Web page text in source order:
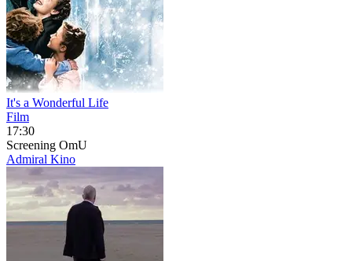
It's a Wonderful Life
Film
17:30
Screening OmU
Admiral Kino